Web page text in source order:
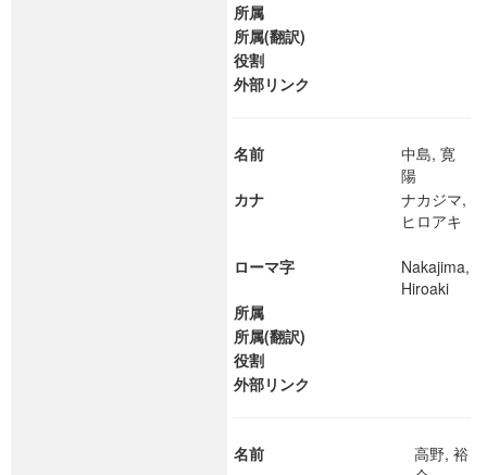
所属
所属(翻訳)
役割
外部リンク
名前
中島, 寛
陽
カナ
ナカジマ,
ヒロアキ
ローマ字
Nakajima,
Hiroaki
所属
所属(翻訳)
役割
外部リンク
名前
高野, 裕